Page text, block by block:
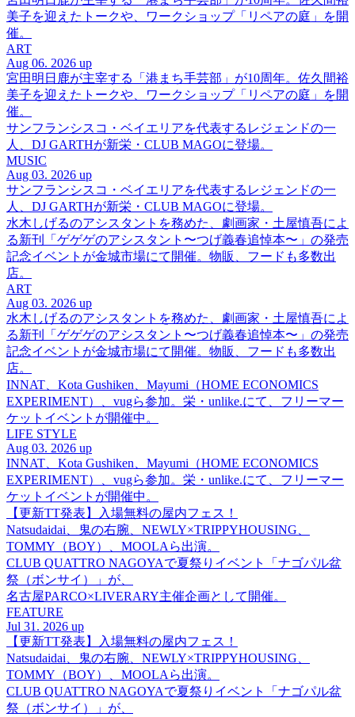
美子を迎えたトークや、ワークショップ「リペアの庭」を開
催。
ART
Aug 06. 2026 up
宮田明日鹿が主宰する「港まち手芸部」が10周年。佐久間裕
美子を迎えたトークや、ワークショップ「リペアの庭」を開
催。
サンフランシスコ・ベイエリアを代表するレジェンドの一
人、DJ GARTHが新栄・CLUB MAGOに登場。
MUSIC
Aug 03. 2026 up
サンフランシスコ・ベイエリアを代表するレジェンドの一
人、DJ GARTHが新栄・CLUB MAGOに登場。
水木しげるのアシスタントを務めた、劇画家・土屋慎吾によ
る新刊「ゲゲゲのアシスタント〜つげ義春追悼本〜」の発売
記念イベントが金城市場にて開催。物販、フードも多数出
店。
ART
Aug 03. 2026 up
水木しげるのアシスタントを務めた、劇画家・土屋慎吾によ
る新刊「ゲゲゲのアシスタント〜つげ義春追悼本〜」の発売
記念イベントが金城市場にて開催。物販、フードも多数出
店。
INNAT、Kota Gushiken、Mayumi（HOME ECONOMICS
EXPERIMENT）、vugら参加。栄・unlike.にて、フリーマー
ケットイベントが開催中。
LIFE STYLE
Aug 03. 2026 up
INNAT、Kota Gushiken、Mayumi（HOME ECONOMICS
EXPERIMENT）、vugら参加。栄・unlike.にて、フリーマー
ケットイベントが開催中。
【更新TT発表】入場無料の屋内フェス！
Natsudaidai、鬼の右腕、NEWLY×TRIPPYHOUSING、
TOMMY（BOY）、MOOLAら出演。
CLUB QUATTRO NAGOYAで夏祭りイベント「ナゴパル盆
祭（ボンサイ）」が、
名古屋PARCO×LIVERARY主催企画として開催。
FEATURE
Jul 31. 2026 up
【更新TT発表】入場無料の屋内フェス！
Natsudaidai、鬼の右腕、NEWLY×TRIPPYHOUSING、
TOMMY（BOY）、MOOLAら出演。
CLUB QUATTRO NAGOYAで夏祭りイベント「ナゴパル盆
祭（ボンサイ）」が、